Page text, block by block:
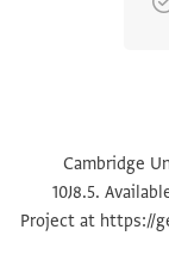
וסובב
Cambridge
10J8.5.
Project athttps://